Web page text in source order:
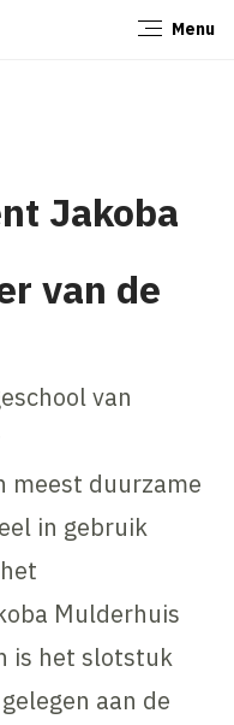
Menu
Jakoba
van de
van
meest duurzame
in gebruik
Mulderhuis
is het slotstuk
aan de
Sluiten